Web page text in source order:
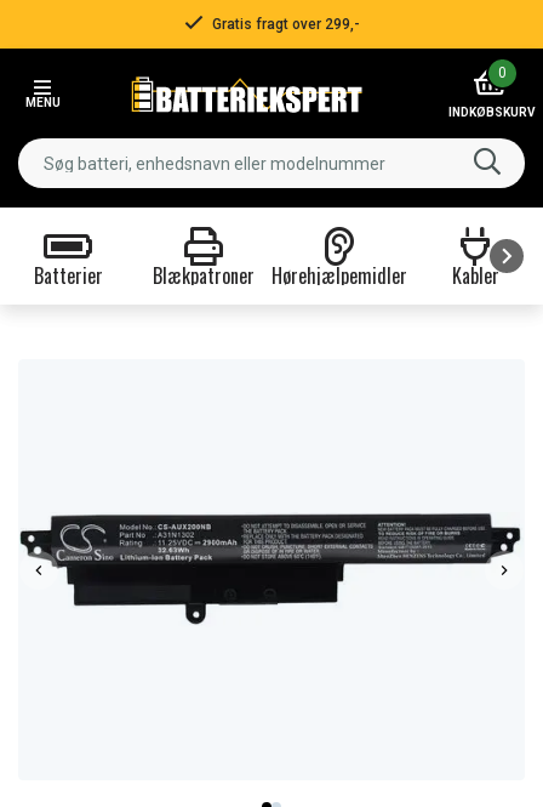
Gratis fragt over 299,-
MENU
0
INDKØBSKURV
Batterier Blækpatroner Hørehjælpemidler Kabler